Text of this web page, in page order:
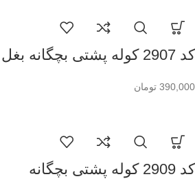
کد 2907 کوله پشتی بچگانه بغل پانچ چرمی
390,000 تومان
کد 2909 کوله پشتی بچگانه